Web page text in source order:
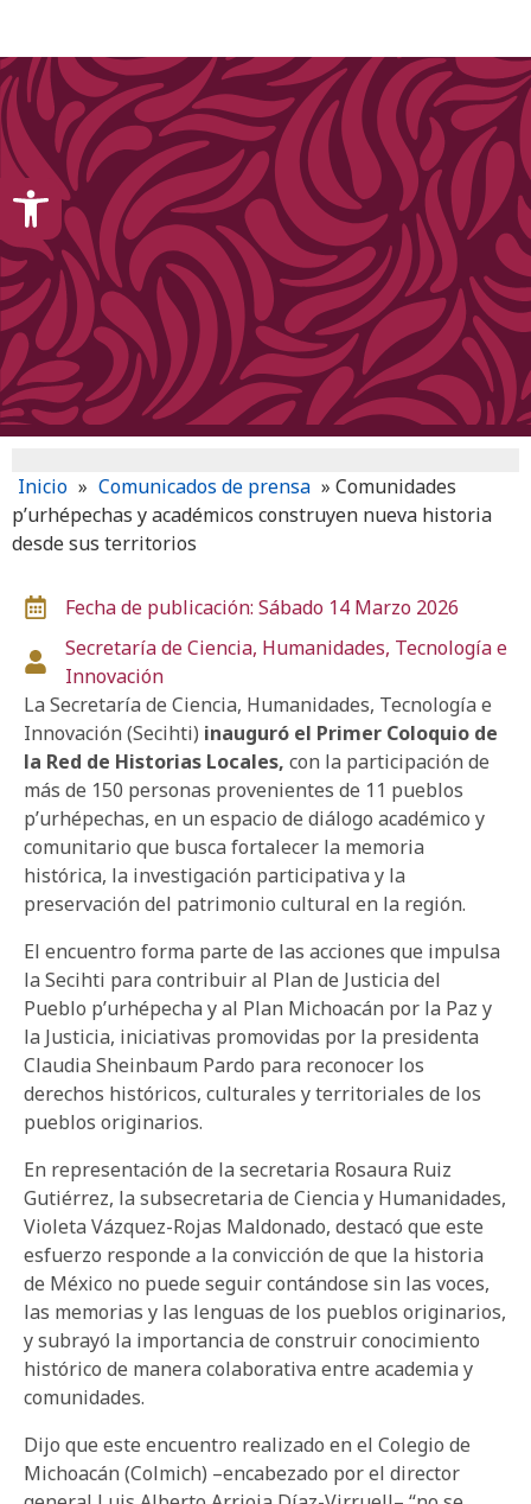
Inicio » Comunicados de prensa » Comunidades
p’urhépechas y académicos construyen nueva historia
desde sus territorios
Fecha de publicación: Sábado 14 Marzo 2026
Secretaría de Ciencia, Humanidades, Tecnología e
Innovación
La Secretaría de Ciencia, Humanidades, Tecnología e
Innovación (Secihti) inauguró el Primer Coloquio de
la Red de Historias Locales, con la participación de
más de 150 personas provenientes de 11 pueblos
p’urhépechas, en un espacio de diálogo académico y
comunitario que busca fortalecer la memoria
histórica, la investigación participativa y la
preservación del patrimonio cultural en la región.
El encuentro forma parte de las acciones que impulsa
la Secihti para contribuir al Plan de Justicia del
Pueblo p’urhépecha y al Plan Michoacán por la Paz y
la Justicia, iniciativas promovidas por la presidenta
Claudia Sheinbaum Pardo para reconocer los
derechos históricos, culturales y territoriales de los
pueblos originarios.
En representación de la secretaria Rosaura Ruiz
Gutiérrez, la subsecretaria de Ciencia y Humanidades,
Violeta Vázquez-Rojas Maldonado, destacó que este
esfuerzo responde a la convicción de que la historia
de México no puede seguir contándose sin las voces,
las memorias y las lenguas de los pueblos originarios,
y subrayó la importancia de construir conocimiento
histórico de manera colaborativa entre academia y
comunidades.
Dijo que este encuentro realizado en el Colegio de
Michoacán (Colmich) –encabezado por el director
Open toolbar